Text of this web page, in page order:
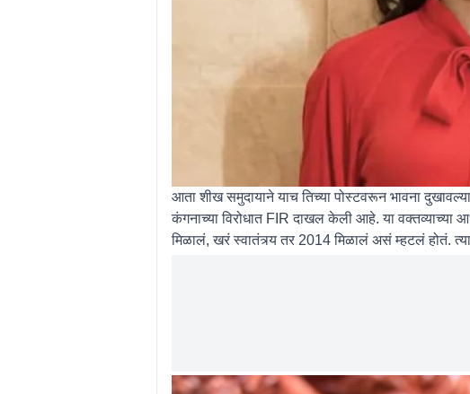
आता शीख समुदायाने याच तिच्या पोस्टवरून भावना
कंगनाच्या विरोधात FIR दाखल केली आहे. या वक्तव्याच्या
मिळालं, खरं स्वातंत्र्य तर 2014 मिळालं असं म्हटलं होतं.